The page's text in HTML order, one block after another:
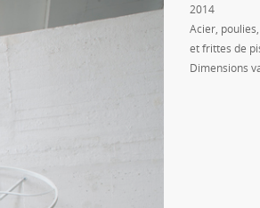
2014
Acier,
et frittes de
Dimensions